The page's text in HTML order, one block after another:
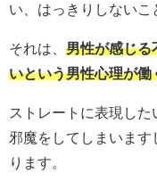
い、はっきりしないこ
それは、 男性が感じる
いという男性心理が働
ストレートに表現し
邪魔をしてしまいま
ります。